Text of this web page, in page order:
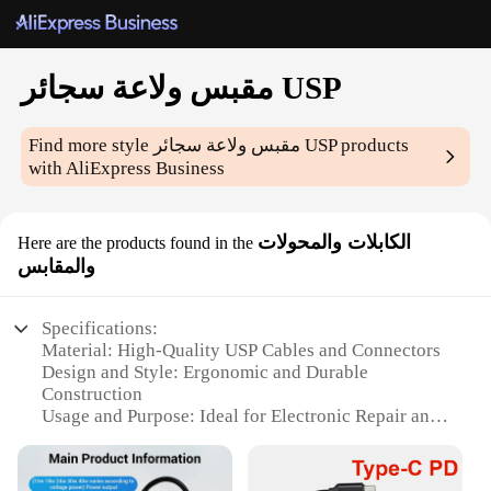
مقبس ولاعة سجائر USP
Find more style مقبس ولاعة سجائر USPproducts
with AliExpress Business
Here are the products found in the الكابلات والمحولات
والمقابس
Specifications:
Material: High-Quality USP Cables and Connectors
Design and Style: Ergonomic and Durable
Construction
Usage and Purpose: Ideal for Electronic Repair and
Performance and Property: Reliable and Efficient
Connectivity